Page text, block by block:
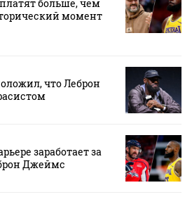
больше, чем
момент
что Леброн
заработает за
Джеймс